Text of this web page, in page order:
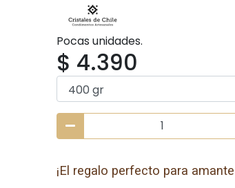
Pocas unidades.
$ 4.390
¡El regalo perfecto para